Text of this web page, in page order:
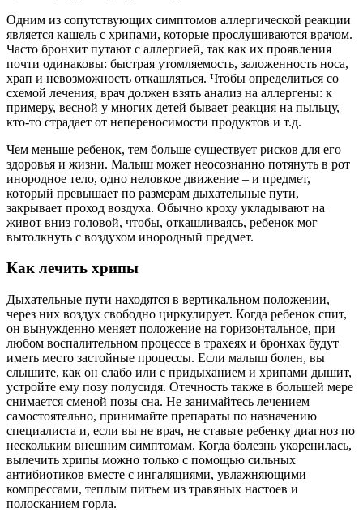
Одним из сопутствующих симптомов аллергической реакции
является кашель с хрипами, которые прослушиваются врачом.
Часто бронхит путают с аллергией, так как их проявления
почти одинаковы: быстрая утомляемость, заложенность носа,
храп и невозможность откашляться. Чтобы определиться со
схемой лечения, врач должен взять анализ на аллергены: к
примеру, весной у многих детей бывает реакция на пыльцу,
кто-то страдает от непереносимости продуктов и т.д.
Чем меньше ребенок, тем больше существует рисков для его
здоровья и жизни. Малыш может неосознанно потянуть в рот
инородное тело, одно неловкое движение – и предмет,
который превышает по размерам дыхательные пути,
закрывает проход воздуха. Обычно кроху укладывают на
живот вниз головой, чтобы, откашливаясь, ребенок мог
вытолкнуть с воздухом инородный предмет.
Как лечить хрипы
Дыхательные пути находятся в вертикальном положении,
через них воздух свободно циркулирует. Когда ребенок спит,
он вынужденно меняет положение на горизонтальное, при
любом воспалительном процессе в трахеях и бронхах будут
иметь место застойные процессы. Если малыш болен, вы
слышите, как он слабо или с придыханием и хрипами дышит,
устройте ему позу полусидя. Отечность также в большей мере
снимается сменой позы сна. Не занимайтесь лечением
самостоятельно, принимайте препараты по назначению
специалиста и, если вы не врач, не ставьте ребенку диагноз по
нескольким внешним симптомам. Когда болезнь укоренилась,
вылечить хрипы можно только с помощью сильных
антибиотиков вместе с ингаляциями, увлажняющими
компрессами, теплым питьем из травяных настоев и
полосканием горла.